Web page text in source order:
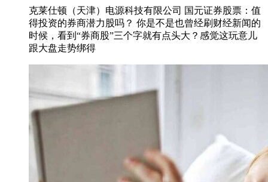
克莱仕顿（天津）电源科技有限公司 国元证券股票：值
得投资的券商潜力股吗？ 你是不是也曾经刷财经新闻的
时候，看到“券商股”三个字就有点头大？感觉这玩意儿
跟大盘走势绑得